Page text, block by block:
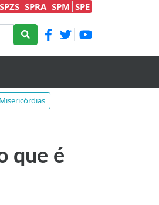
SPZS SPRA SPM SPE
que é